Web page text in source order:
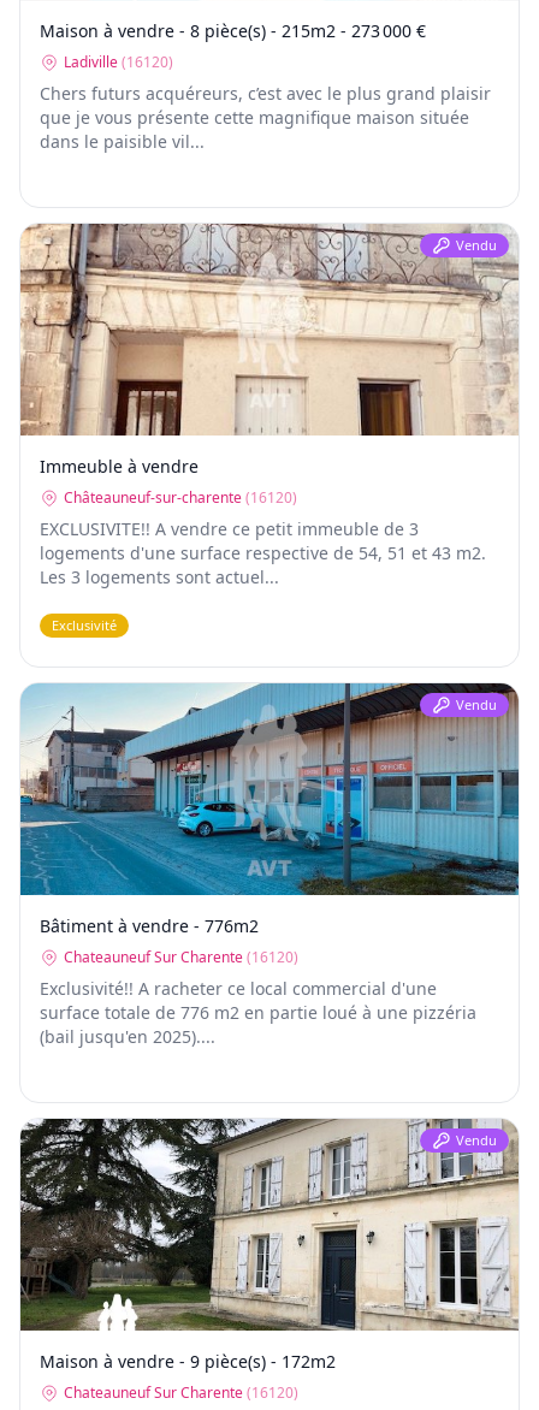
Maison à vendre - 8 pièce(s) - 215m2 - 273 000 €
Ladiville(16120)
Chers futurs acquéreurs, c’est avec le plus grand plaisir
que je vous présente cette magnifique maison située
dans le paisible vil...
Vendu
Immeuble à vendre
Châteauneuf-sur-charente(16120)
EXCLUSIVITE!! A vendre ce petit immeuble de 3
logements d'une surface respective de 54, 51 et 43 m2.
Les 3 logements sont actuel...
Exclusivité
Vendu
Bâtiment à vendre - 776m2
Chateauneuf Sur Charente(16120)
Exclusivité!! A racheter ce local commercial d'une
surface totale de 776 m2 en partie loué à une pizzéria
(bail jusqu'en 2025)....
Vendu
Maison à vendre - 9 pièce(s) - 172m2
Chateauneuf Sur Charente(16120)